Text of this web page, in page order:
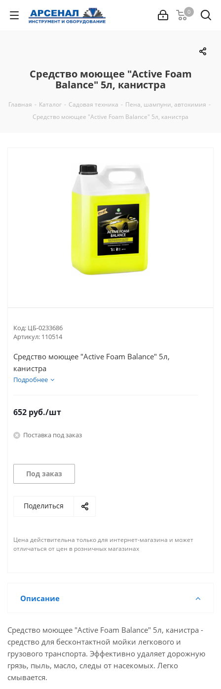
0
Средство моющее "Active Foam
Balance" 5л, канистра
Главная - Каталог - Садовая техника - Пена, шампуни, автохимия -
Средство моющее "Active Foam Balance" 5л, канистра
Код: ЦБ-0233686
Артикул: 110514
Средство моющее "Active Foam Balance" 5л,
канистра
Подробнее
652 руб./шт
Поставка под заказ
Под заказ
Поделиться
Цена действительна только для интернет-магазина и может
отличаться от цен в розничных магазинах
Описание
Средство моющее "Active Foam Balance" 5л, канистра -
средство для бесконтактной мойки легкового и
грузового транспорта. Эффективно удаляет дорожную
грязь, пыль, масло, следы от насекомых. Легко
смывается.